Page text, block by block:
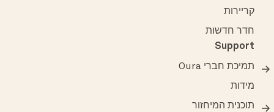
קריירות
חדר חדשות
Support
תמיכת חברי Oura
מידות
תוכנית המיחזור